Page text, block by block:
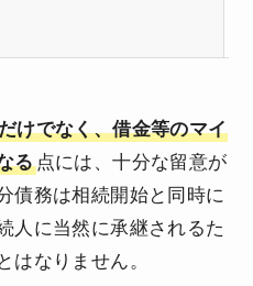
けでなく、借金等のマイ
る点には、十分な留意が
債務は相続開始と同時に
人に当然に承継されるた
はなりません。